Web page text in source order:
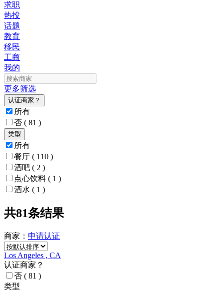
求职
热投
话题
教育
移民
工商
我的
更多筛选
认证商家？
所有
否 ( 81 )
类型
所有
餐厅 ( 110 )
酒吧 ( 2 )
点心饮料 ( 1 )
酒水 ( 1 )
共81条结果
商家： 申请认证
Los Angeles , CA
认证商家？
否 ( 81 )
类型